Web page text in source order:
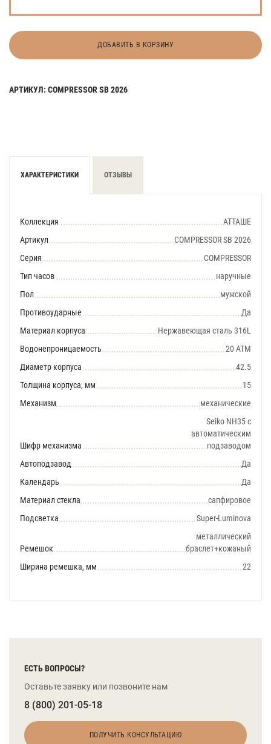
ДОБАВИТЬ В КОРЗИНУ
АРТИКУЛ: COMPRESSOR SB 2026
ХАРАКТЕРИСТИКИ ОТЗЫВЫ
Коллекция
АТТАШЕ
Артикул
COMPRESSOR SB 2026
Серия
COMPRESSOR
Тип часов
наручные
Пол
мужской
Противоударные
Да
Материал корпуса
Нержавеющая сталь 316L
Водонепроницаемость
20 АТМ
Диаметр корпуса
42.5
Толщина корпуса, мм
15
Механизм
механические
Шифр механизма
Seiko NH35 с
автоматическим
подзаводом
Автоподзавод
Да
Календарь
Да
Материал стекла
сапфировое
Подсветка
Super-Luminova
Ремешок
металлический
браслет+кожаный
Ширина ремешка, мм
22
ЕСТЬ ВОПРОСЫ?
Оставьте заявку или позвоните нам
8 (800) 201-05-18
ПОЛУЧИТЬ КОНСУЛЬТАЦИЮ